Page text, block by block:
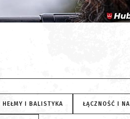
HEŁMY I BALISTYKA ŁĄCZNOŚĆ I